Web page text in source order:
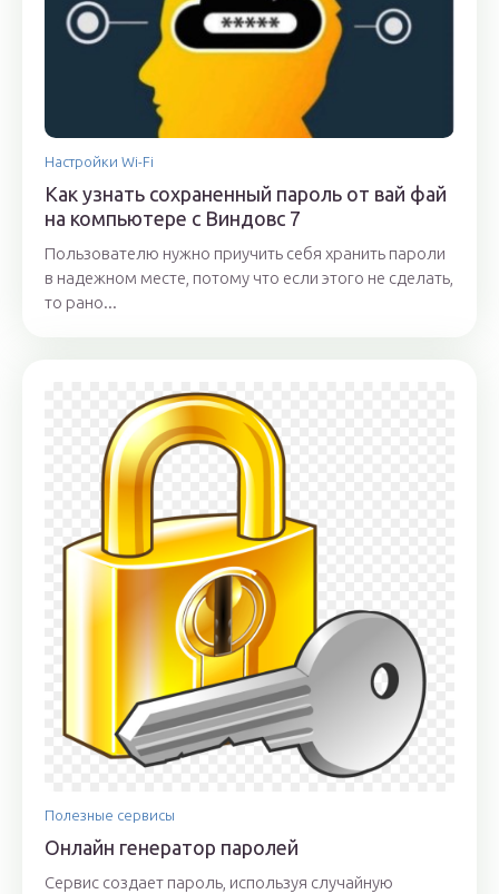
Настройки Wi-Fi
Как узнать сохраненный пароль от вай фай
на компьютере с Виндовс 7
Пользователю нужно приучить себя хранить пароли
в надежном месте, потому что если этого не сделать,
то рано...
Полезные сервисы
Онлайн генератор паролей
Сервис создает пароль, используя случайную